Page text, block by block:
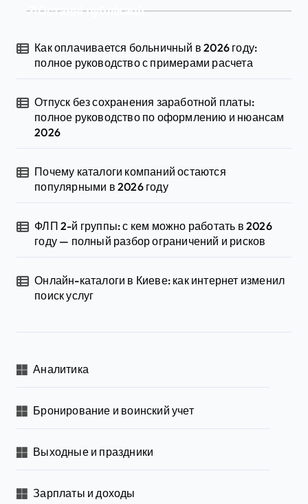
Останні публікації
Как оплачивается больничный в 2026 году:
полное руководство с примерами расчета
Отпуск без сохранения заработной платы:
полное руководство по оформлению и нюансам
2026
Почему каталоги компаний остаются
популярными в 2026 году
ФЛП 2-й группы: с кем можно работать в 2026
году — полный разбор ограничений и рисков
Онлайн-каталоги в Киеве: как интернет изменил
поиск услуг
Аналитика
Бронирование и воинский учет
Выходные и праздники
Зарплаты и доходы